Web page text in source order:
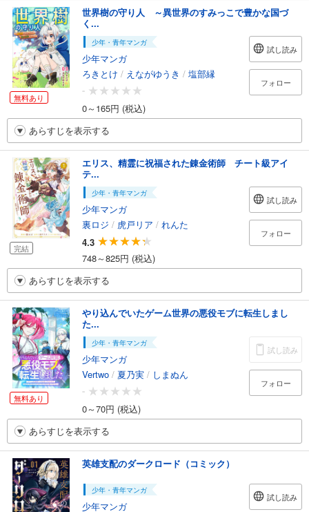
無料あり
世界樹の守り人 ～異世界のすみっこで豊かな国づ
く...
少年・青年マンガ
少年マンガ
ろきとけ / えながゆうき / 塩部縁
-
0～165円 (税込)
試し読み
フォロー
あらすじを表示する
完結
エリス、精霊に祝福された錬金術師 チート級アイ
テ...
少年・青年マンガ
少年マンガ
裏ロジ / 虎戸リア / れんた
4.3
748～825円 (税込)
試し読み
フォロー
あらすじを表示する
無料あり
やり込んでいたゲーム世界の悪役モブに転生しまし
た...
少年・青年マンガ
少年マンガ
Vertwo / 夏乃実 / しまぬん
-
0～70円 (税込)
試し読み
フォロー
あらすじを表示する
英雄支配のダークロード（コミック）
少年・青年マンガ
少年マンガ
試し読み